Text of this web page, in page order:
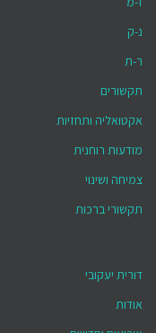
נ-ק
ר-ת
תקשורים
אקטואליה ותחזיות
מודעות רוחנית
צמיחה ושינוי
תקשורי ברכות
דורית יעקובי
אודות